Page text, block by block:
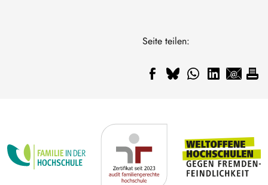
Seite teilen: